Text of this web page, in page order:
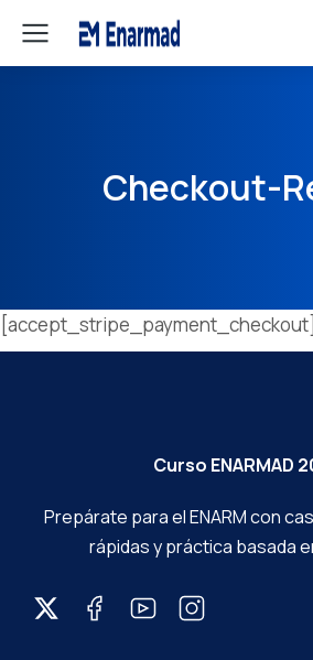
Checkout-
[accept_stripe_payment_checkout]
Curso ENARMAD
Prepárate para el ENARM con
rápidas y práctica basada